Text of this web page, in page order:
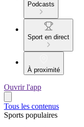
Podcasts
Sport en direct
À proximité
Ouvrir l'app
Tous les contenus
Sports populaires